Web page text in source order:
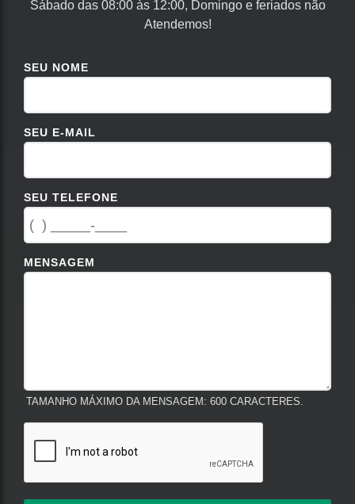
Sábado das 08:00 às 12:00, Domingo e feriados não
Atendemos!
SEU NOME
SEU E-MAIL
SEU TELEFONE
MENSAGEM
TAMANHO MÁXIMO DA MENSAGEM: 600 CARACTERES.